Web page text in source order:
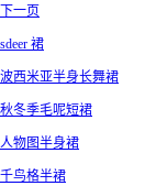
下一页
sdeer 裙
波西米亚半身长舞裙
秋冬季毛呢短裙
人物图半身裙
千鸟格半裙